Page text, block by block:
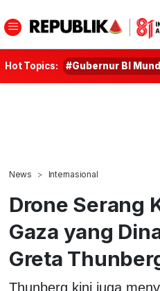
Hot Topics: #Gubernur BI
News Internasional
Drone Serang
Gaza yang
Greta
Thunberg kini juga